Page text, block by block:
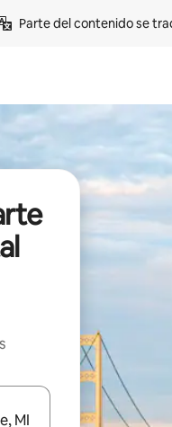
Parte del contenido se
navegar usando las